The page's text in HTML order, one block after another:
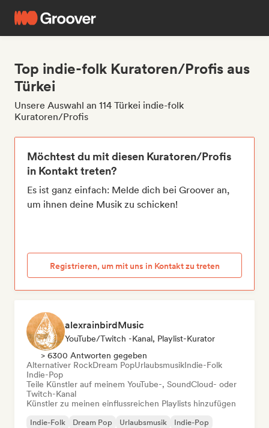
Top indie-folk Kuratoren/Profis aus
Türkei
Unsere Auswahl an 114 Türkei indie-folk
Kuratoren/Profis
Möchtest du mit diesen Kuratoren/Profis
in Kontakt treten?
Es ist ganz einfach: Melde dich bei Groover an,
um ihnen deine Musik zu schicken!
Registrieren, um mit uns in Kontakt zu treten
alexrainbirdMusic
YouTube/Twitch -Kanal, Playlist-Kurator
> 6300 Antworten gegeben
Alternativer RockDream PopUrlaubsmusikIndie-Folk
Indie-Pop
Teile Künstler auf meinem YouTube-, SoundCloud- oder
Twitch-Kanal
Künstler zu meinen einflussreichen Playlists hinzufügen
Indie-Folk Dream Pop Urlaubsmusik
Indie-Pop